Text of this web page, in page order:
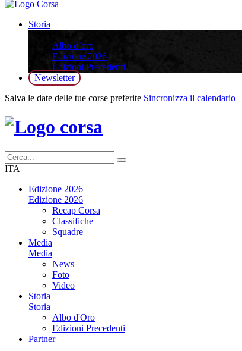
Storia
Albo d’oro
Edizione 2026
Edizioni Precedenti
Newsletter
Salva le date delle tue corse preferite Sincronizza il calendario
ITA
Edizione 2026
Edizione 2026
Recap Corsa
Classifiche
Squadre
Media
Media
News
Foto
Video
Storia
Storia
Albo d'Oro
Edizioni Precedenti
Partner